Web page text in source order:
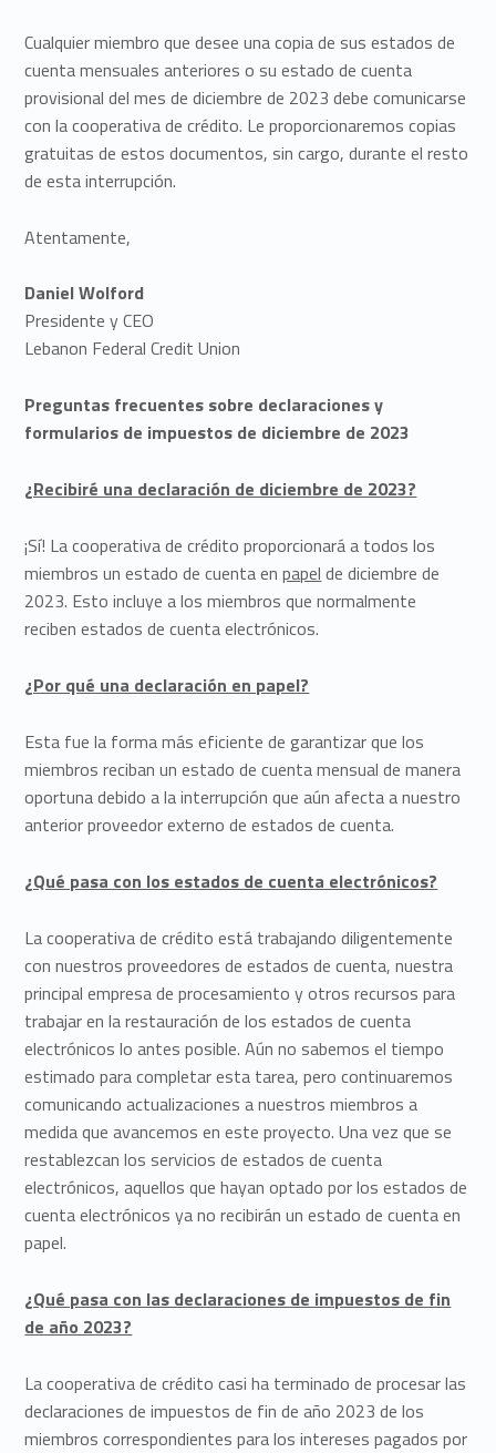
Cualquier miembro que desee una copia de sus estados de
cuenta mensuales anteriores o su estado de cuenta
provisional del mes de diciembre de 2023 debe comunicarse
con la cooperativa de crédito. Le proporcionaremos copias
gratuitas de estos documentos, sin cargo, durante el resto
de esta interrupción.
Atentamente,
Daniel Wolford
Presidente y CEO
Lebanon Federal Credit Union
Preguntas frecuentes sobre declaraciones y
formularios de impuestos de diciembre de 2023
¿Recibiré una declaración de diciembre de 2023?
¡Sí! La cooperativa de crédito proporcionará a todos los
miembros un estado de cuenta enpapel de diciembre de
2023. Esto incluye a los miembros que normalmente
reciben estados de cuenta electrónicos.
¿Por qué una declaración en papel?
Esta fue la forma más eficiente de garantizar que los
miembros reciban un estado de cuenta mensual de manera
oportuna debido a la interrupción que aún afecta a nuestro
anterior proveedor externo de estados de cuenta.
¿Qué pasa con los estados de cuenta electrónicos?
La cooperativa de crédito está trabajando diligentemente
con nuestros proveedores de estados de cuenta, nuestra
principal empresa de procesamiento y otros recursos para
trabajar en la restauración de los estados de cuenta
electrónicos lo antes posible. Aún no sabemos el tiempo
estimado para completar esta tarea, pero continuaremos
comunicando actualizaciones a nuestros miembros a
medida que avancemos en este proyecto. Una vez que se
restablezcan los servicios de estados de cuenta
electrónicos, aquellos que hayan optado por los estados de
cuenta electrónicos ya no recibirán un estado de cuenta en
papel.
¿Qué pasa con las declaraciones de impuestos de fin
de año 2023?
La cooperativa de crédito casi ha terminado de procesar las
declaraciones de impuestos de fin de año 2023 de los
miembros correspondientes para los intereses pagados por